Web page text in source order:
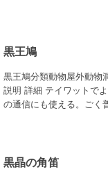
黒王鳩
黒王鳩分類動物屋外動物
説明 詳細 テイワットで
の通信にも使える。ごく
黒晶の角笛